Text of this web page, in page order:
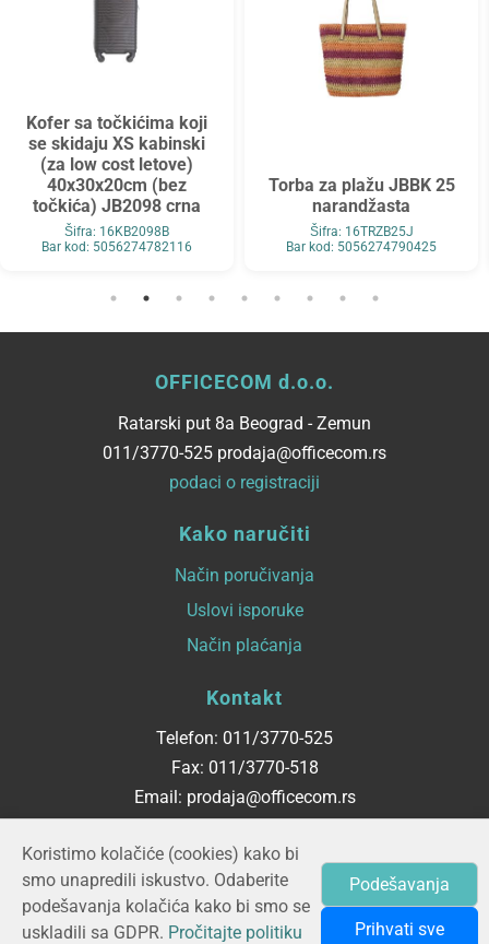
Kofer sa točkićima koji
se skidaju XS kabinski
(za low cost letove)
40x30x20cm (bez
točkića) JB2098 crna
Šifra: 16KB2098B
Bar kod: 5056274782116
Torba za plažu JBBK 25
narandžasta
Šifra: 16TRZB25J
Bar kod: 5056274790425
OFFICECOM d.o.o.
Ratarski put 8a Beograd - Zemun
011/3770-525 prodaja@officecom.rs
podaci o registraciji
Kako naručiti
Način poručivanja
Uslovi isporuke
Način plaćanja
Kontakt
Telefon: 011/3770-525
Fax: 011/3770-518
Email: prodaja@officecom.rs
Radno vreme
ponedeljak - petak
08:00 do 16:00
Koristimo kolačiće (cookies) kako bi
smo unapredili iskustvo. Odaberite
podešavanja kolačića kako bi smo se
uskladili sa GDPR. Pročitajte politiku
Podešavanja
Prihvati sve